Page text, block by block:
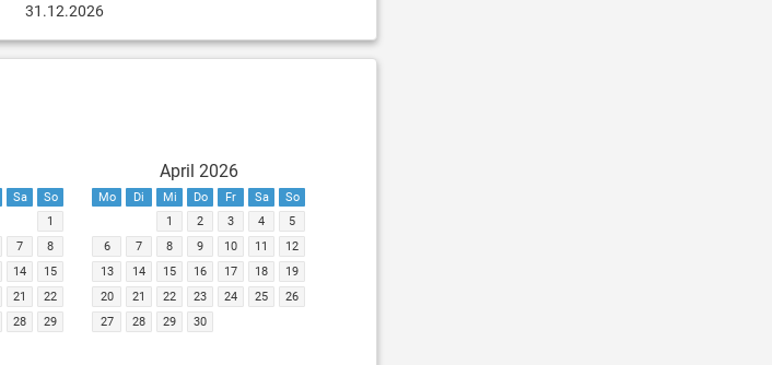
31.12.2026
Sa
So
1
7
8
14
15
21
22
28
29
April 2026
Mo Di Mi Do Fr Sa
So
1
2 3 4
5
6
7 8 9 10 11
12
13
14 15 16 17 18
19
20
21 22 23 24 25
26
27
28 29 30